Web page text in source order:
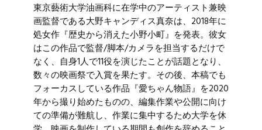
東京藝術大学油画科に在学中のアーティスト兼映
画監督である大野キャンディス真奈は、2018年に
処女作『歴史から消えた小野小町』を発表。彼女
はこの作品で監督/脚本/カメラを担当するだけで
なく、自身1人で11役を演じたことが話題となり、
数々の映画祭で入賞を果たす。その後、本稿でも
フォーカスしている作品『愛ちゃん物語』を2020
年から撮り始めたものの、編集作業や公開に向け
ての準備が難航し、作業に集中するため大学を休